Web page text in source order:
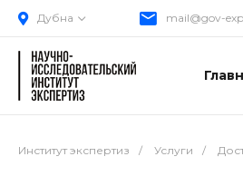
Дубна mail@gov-
Институт экспертиз / Услуги /